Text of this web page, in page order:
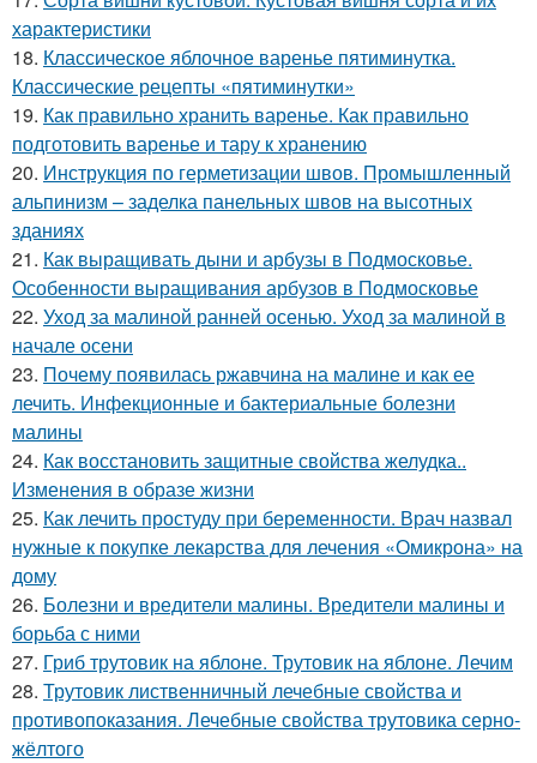
характеристики
18. Классическое яблочное варенье пятиминутка.
Классические рецепты «пятиминутки»
19. Как правильно хранить варенье. Как правильно
подготовить варенье и тару к хранению
20. Инструкция по герметизации швов. Промышленный
альпинизм – заделка панельных швов на высотных
зданиях
21. Как выращивать дыни и арбузы в Подмосковье.
Особенности выращивания арбузов в Подмосковье
22. Уход за малиной ранней осенью. Уход за малиной в
начале осени
23. Почему появилась ржавчина на малине и как ее
лечить. Инфекционные и бактериальные болезни
малины
24. Как восстановить защитные свойства желудка..
Изменения в образе жизни
25. Как лечить простуду при беременности. Врач назвал
нужные к покупке лекарства для лечения «Омикрона» на
дому
26. Болезни и вредители малины. Вредители малины и
борьба с ними
27. Гриб трутовик на яблоне. Трутовик на яблоне. Лечим
28. Трутовик лиственничный лечебные свойства и
противопоказания. Лечебные свойства трутовика серно-
жёлтого